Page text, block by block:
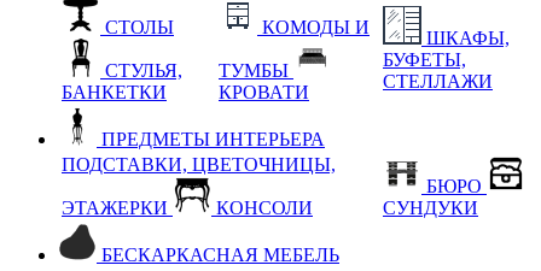
СТОЛЫ
СТУЛЬЯ,
БАНКЕТКИ
КОМОДЫ И
ТУМБЫ
КРОВАТИ
ШКАФЫ,
БУФЕТЫ,
СТЕЛЛАЖИ
ПРЕДМЕТЫ ИНТЕРЬЕРА
ПОДСТАВКИ, ЦВЕТОЧНИЦЫ,
ЭТАЖЕРКИ КОНСОЛИ
БЮРО
СУНДУКИ
БЕСКАРКАСНАЯ МЕБЕЛЬ